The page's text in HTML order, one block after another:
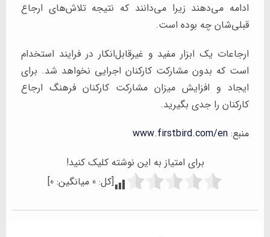
ادامه می‌دهند زیرا می‌دانند که نتیجه تلاش‌های ارجاع
قبلی‌شان چه بوده است.
ارجاعات یک ابزار مفید و غیرقابل‌انکار در فرایند استخدام
است که بدون مشارکت کارکنان اجرایی نخواهد شد. برای
ایجاد و افزایش میزان مشارکت کارکنان فرهنگ ارجاع
کارکنان را جدی بگیرید.
منبع: www.firstbird.com/en
برای امتیاز به این نوشته کلیک کنید!
[کل: 0 میانگین: 0
]